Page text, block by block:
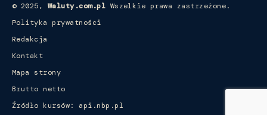
© 2025, Waluty.com.pl Wszelkie prawa zastrzeżone.
Polityka prywatności
Redakcja
Kontakt
Mapa strony
Brutto netto
Źródło kursów: api.nbp.pl